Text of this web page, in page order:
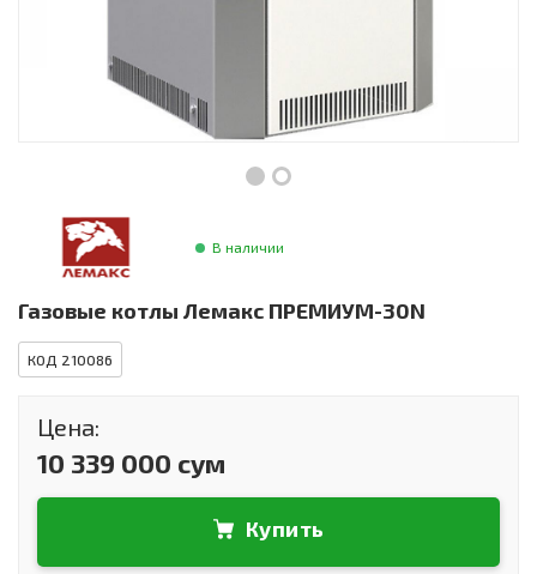
Товары для дома
Красота и здоровье
Сантехника В наличии
Газовые котлы Лемакс ПРЕМИУМ-30N
КОД 210086
Цена:
10 339 000 сум
Купить